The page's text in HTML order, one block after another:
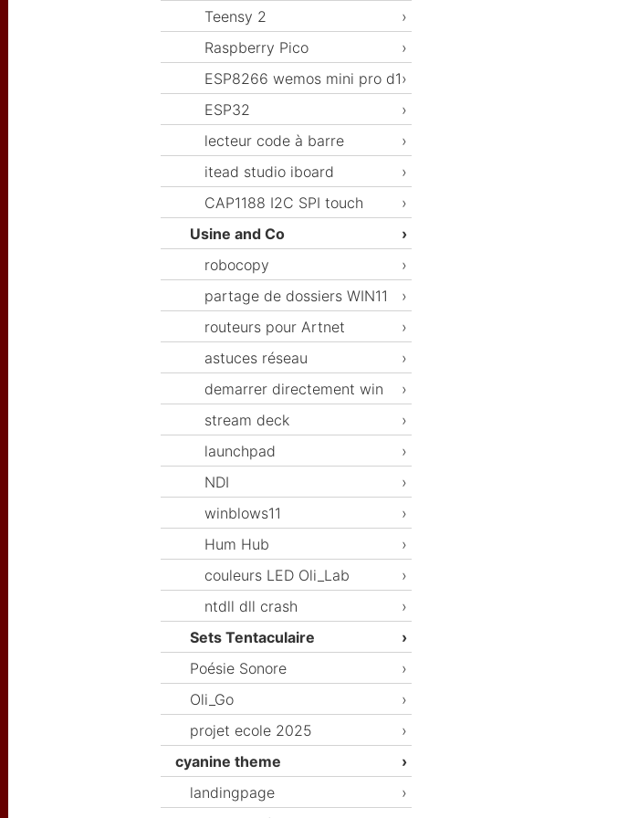
Teensy 2
Raspberry Pico
ESP8266 wemos mini pro d1
ESP32
lecteur code à barre
itead studio iboard
CAP1188 I2C SPI touch
Usine and Co
robocopy
partage de dossiers WIN11
routeurs pour Artnet
astuces réseau
demarrer directement win
stream deck
launchpad
NDI
winblows11
Hum Hub
couleurs LED Oli_Lab
ntdll dll crash
Sets Tentaculaire
Poésie Sonore
Oli_Go
projet ecole 2025
cyanine theme
landingpage